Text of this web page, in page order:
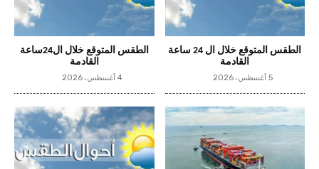
الطقس المتوقع خلال ال 24 ساعة
القادمة
5 أغسطس، 2026
الطقس المتوقع خلال ال24ساعة
القادمة
4 أغسطس، 2026